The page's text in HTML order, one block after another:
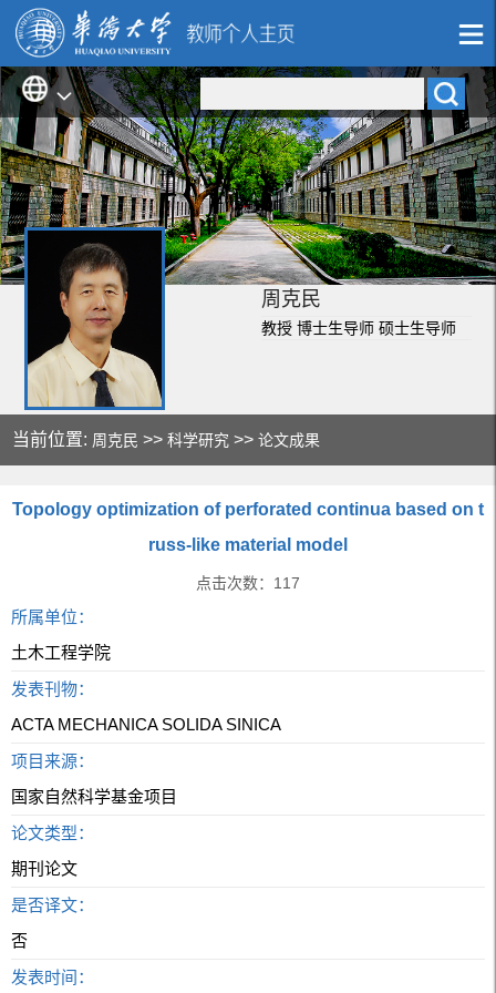
周克民
教授 博士生导师 硕士生导师
当前位置: 周克民 >>科学研究 >>论文成果
Topology optimization of perforated continua based on t
russ-like material model
点击次数： 117
所属单位：
土木工程学院
发表刊物：
ACTA MECHANICA SOLIDA SINICA
项目来源：
国家自然科学基金项目
论文类型：
期刊论文
是否译文：
否
发表时间：